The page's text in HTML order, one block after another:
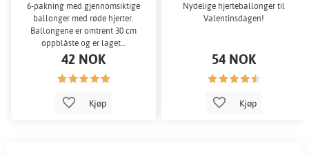
6-pakning med gjennomsiktige
ballonger med røde hjerter.
Ballongene er omtrent 30 cm
oppblåste og er laget...
42 NOK
Kjøp
Nydelige hjerteballonger til
Valentinsdagen!
54 NOK
Kjøp